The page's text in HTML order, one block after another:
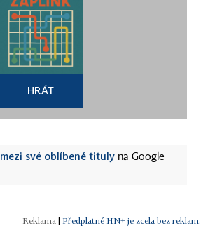
HRÁT
mezi své oblíbené tituly na Google
Předplatné HN+ je zcela bez reklam.